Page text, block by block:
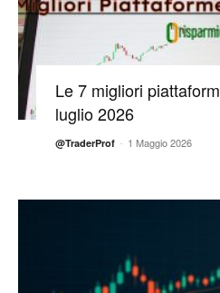
Le 7 migliori
luglio 2026
@TraderProf - 1 Maggio 2026